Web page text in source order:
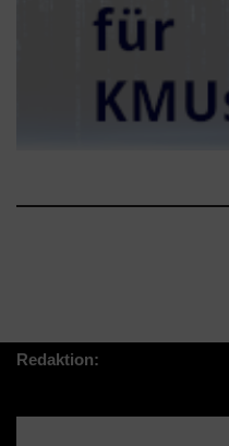
Redaktion: